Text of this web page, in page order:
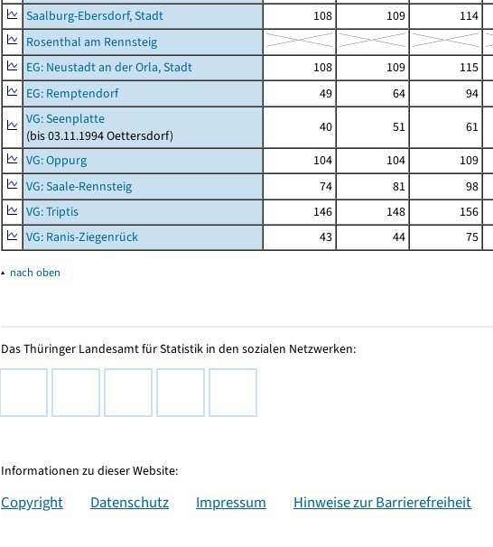
Saalburg-Ebersdorf, Stadt
108 109 114
Rosenthal am Rennsteig
EG: Neustadt an der Orla, Stadt
108 109 115
EG: Remptendorf
49 64 94
VG: Seenplatte
(bis 03.11.1994 Oettersdorf)
40 51 61
VG: Oppurg
104 104 109
VG: Saale-Rennsteig
74 81 98
VG: Triptis
146 148 156
VG: Ranis-Ziegenrück
43 44 75
▴ nach oben
Das Thüringer Landesamt für Statistik in den sozialen Netzwerken:
Informationen zu dieser Website:
Copyright Datenschutz Impressum Hinweise zur Barrierefreiheit